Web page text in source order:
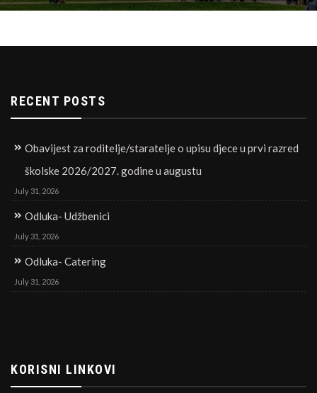
RECENT POSTS
Obavijest za roditelje/staratelje o upisu djece u prvi razred
školske 2026/2027. godine u augustu
July 31, 2026
Odluka- Udžbenici
July 31, 2026
Odluka- Catering
July 31, 2026
KORISNI LINKOVI